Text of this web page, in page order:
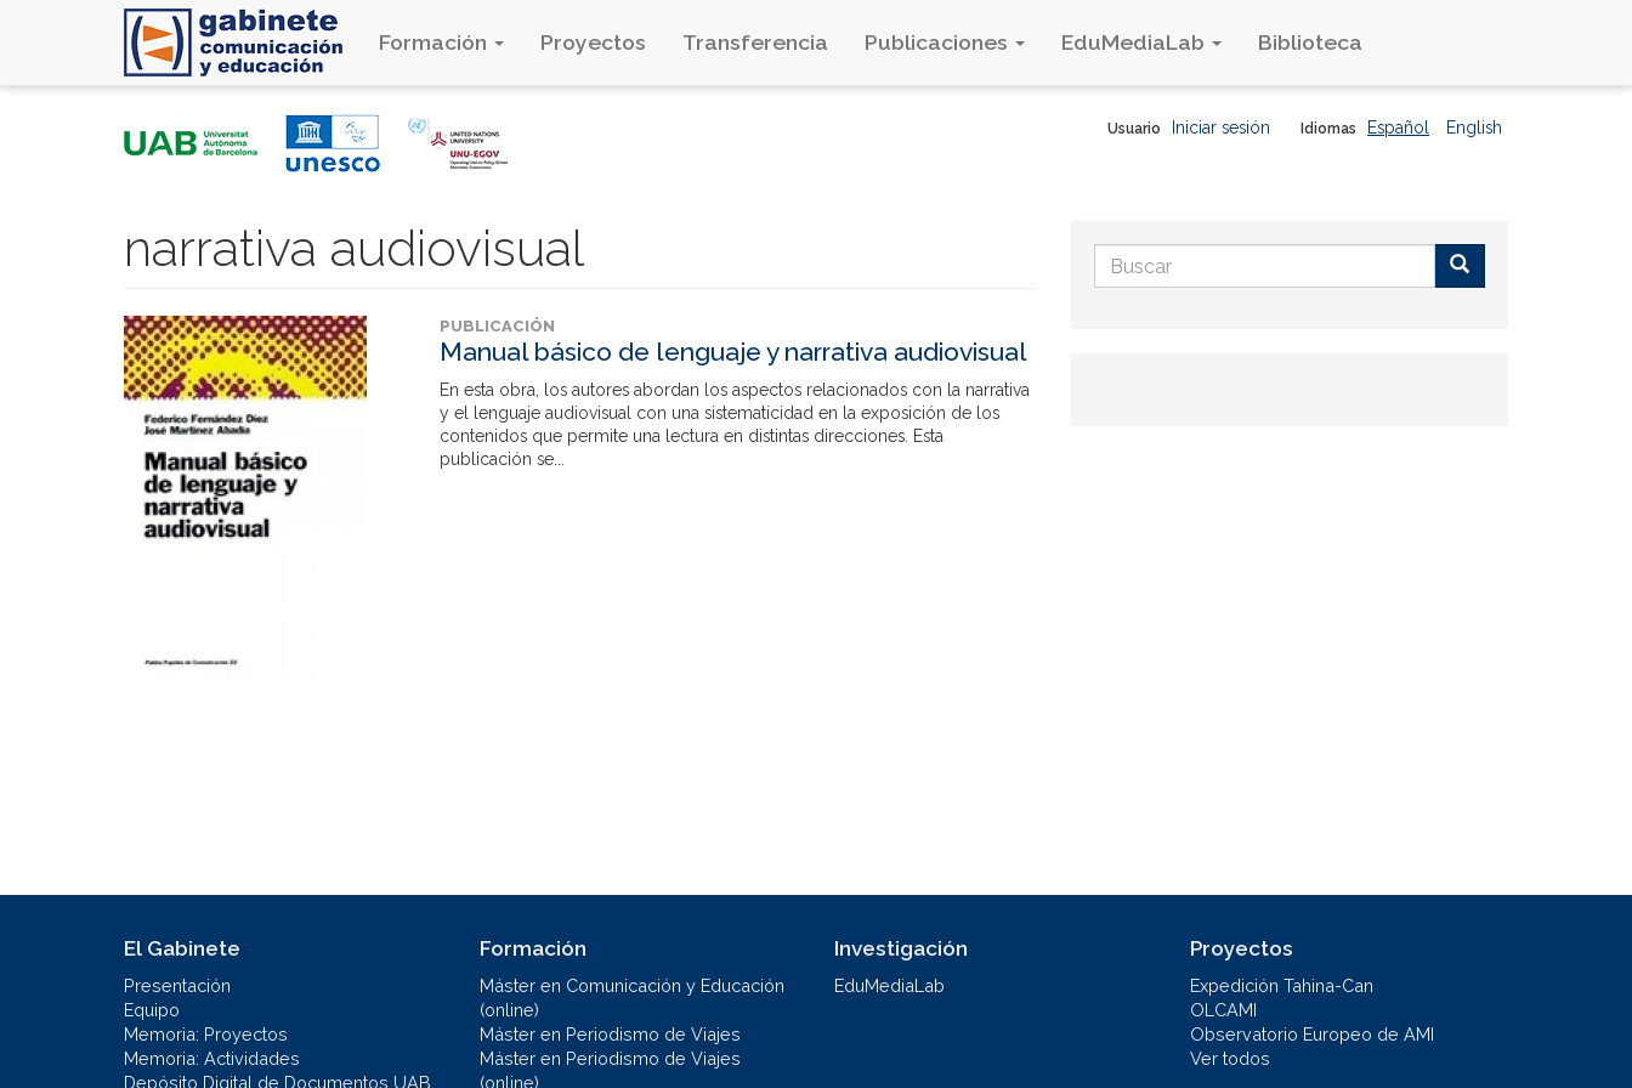
Formación Proyectos Transferencia Publicaciones EduMediaLab Biblioteca
Idiomas Español English
Usuario Iniciar sesión
narrativa audiovisual
PUBLICACIÓN
Manual básico de lenguaje y narrativa audiovisual
En esta obra, los autores abordan los aspectos relacionados con la narrativa
y el lenguaje audiovisual con una sistematicidad en la exposición de los
contenidos que permite una lectura en distintas direcciones. Esta
publicación se...
Formulario
de
El Gabinete
Presentación
Equipo
Memoria: Proyectos
Memoria: Actividades
Depósito Digital de Documentos UAB
Formación
Máster en Comunicación y Educación
(online)
Máster en Periodismo de Viajes
Máster en Periodismo de Viajes
(online)
Investigación
EduMediaLab
Proyectos
Expedición Tahina-Can
OLCAMI
Observatorio Europeo de AMI
Ver todos